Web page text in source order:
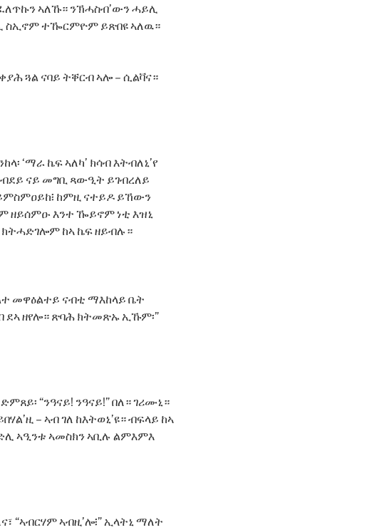
ኣለኹ። ንኽሓስብ’ውን ሓይሊ
ስኢኖም ተዀርምዮም ይጽበዩ ኣለዉ።
ጓል ናባይ ትቐርብ ኣሎ – ሲልቫና።
‘ማራ ኬፍ ኣለካ’ ክሳብ እትብለኒ’የ
ናይ መግቢ ጻውዒት ይገብረለይ
ከምዚ ናተይዶ ይኸውን
ዘይሰምዑ እንተ ዀይኖም ነቲ እዝኒ
ክትሓድገሎም ከኣ ኬፍ ዘይብሉ።
መዋዕልተይ ናብቲ ማእከላይ ቤት
ደኣ ዘየሎ። ጽባሕ ክትመጽኡ ኢኹም፡”
“ንዓናይ! ንዓናይ!” በለ። ገሪሙኒ።
– ኣብ ገለ ከእትወኒ’ዩ። ብፍላይ ከኣ
ኣዒንቱ ኣመስክን ኣቢሉ ልምእምእ
“ኣብርሃም ኣብዚ’ሎ፧” ኢላትኒ ማለት